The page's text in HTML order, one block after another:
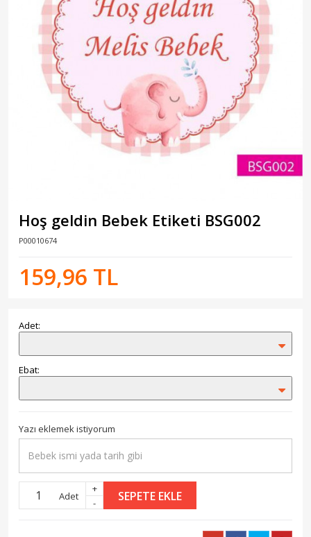
Hoş geldin Bebek Etiketi BSG002
P00010674
159,96 TL
Adet:
Ebat:
Yazı eklemek istiyorum
Adet
+
-
SEPETE EKLE